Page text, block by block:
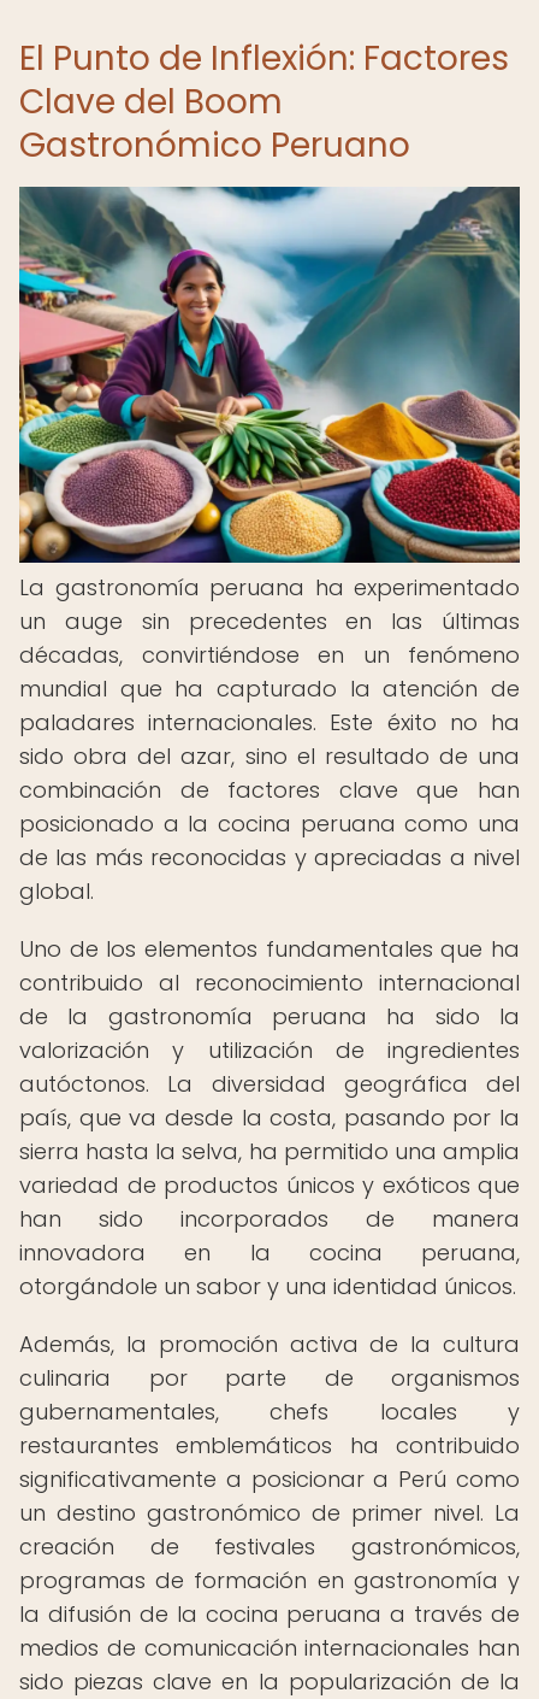
El Punto de Inflexión: Factores
Clave del Boom
Gastronómico Peruano
La gastronomía peruana ha experimentado
un auge sin precedentes en las últimas
décadas, convirtiéndose en un fenómeno
mundial que ha capturado la atención de
paladares internacionales. Este éxito no ha
sido obra del azar, sino el resultado de una
combinación de factores clave que han
posicionado a la cocina peruana como una
de las más reconocidas y apreciadas a nivel
global.
Uno de los elementos fundamentales que ha
contribuido al reconocimiento internacional
de la gastronomía peruana ha sido la
valorización y utilización de ingredientes
autóctonos. La diversidad geográfica del
país, que va desde la costa, pasando por la
sierra hasta la selva, ha permitido una amplia
variedad de productos únicos y exóticos que
han sido incorporados de manera
innovadora en la cocina peruana,
otorgándole un sabor y una identidad únicos.
Además, la promoción activa de la cultura
culinaria por parte de organismos
gubernamentales, chefs locales y
restaurantes emblemáticos ha contribuido
significativamente a posicionar a Perú como
un destino gastronómico de primer nivel. La
creación de festivales gastronómicos,
programas de formación en gastronomía y
la difusión de la cocina peruana a través de
medios de comunicación internacionales han
sido piezas clave en la popularización de la